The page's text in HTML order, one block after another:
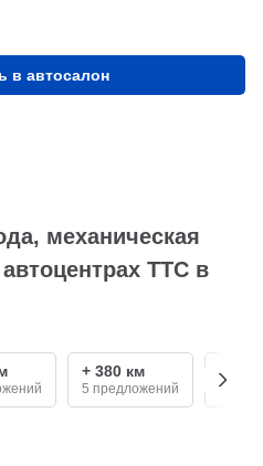
в автосалон
механическая
ТТС в
+ 380 км
5 предложений
+ 540
4